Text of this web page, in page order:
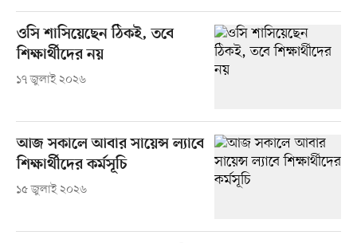
ওসি শাসিয়েছেন ঠিকই, তবে
শিক্ষার্থীদের নয়
১৭ জুলাই ২০২৬
আজ সকালে আবার সায়েন্স ল্যাবে
শিক্ষার্থীদের কর্মসূচি
১৫ জুলাই ২০২৬